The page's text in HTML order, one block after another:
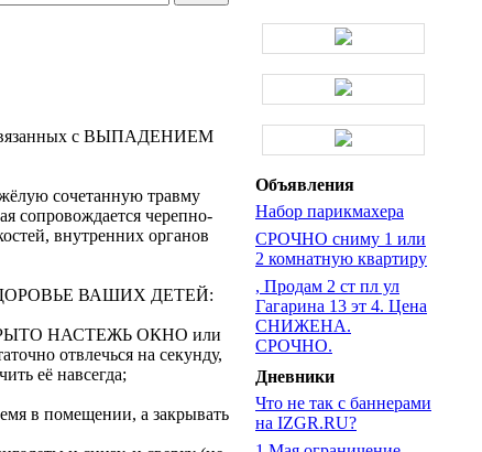
связанных с ВЫПАДЕНИЕМ
сочетанную травму
сопровождается черепно-
внутренних органов
ВАШИХ ДЕТЕЙ:
НАСТЕЖЬ ОКНО или
отвлечься на секунду,
её навсегда;
в помещении, а закрывать
Объявления
Набор парикмахера
СРОЧНО сниму 1 или
2 комнатную квартиру
, Продам 2 ст пл ул
Гагарина 13 эт 4. Цена
СНИЖЕНА.
СРОЧНО.
Дневники
Что не так с баннерами
на IZGR.RU?